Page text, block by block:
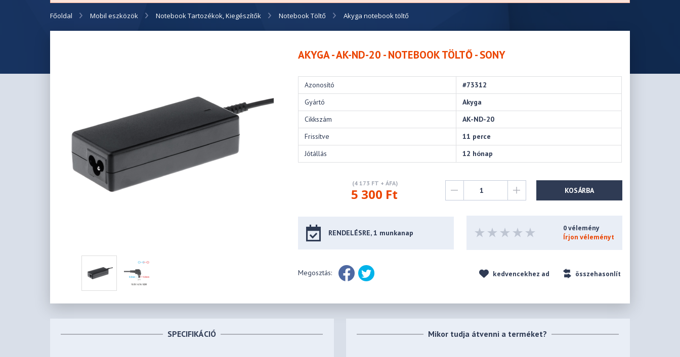
Főoldal Mobil eszközök Notebook Tartozékok, Kiegészítők Notebook Töltő Akyga notebook töltő
AKYGA - AK-ND-20 - NOTEBOOK TÖLTŐ - SONY
Azonosító
#73312
Gyártó
Akyga
Cikkszám
AK-ND-20
Frissítve
11 perce
Jótállás
12 hónap
(4 173 FT + ÁFA)
5 300 Ft KOSÁRBA
RENDELÉSRE, 1 munkanap
0 vélemény
Írjon véleményt
Megosztás: kedvencekhez ad összehasonlít
SPECIFIKÁCIÓ Mikor tudja átvenni a terméket?